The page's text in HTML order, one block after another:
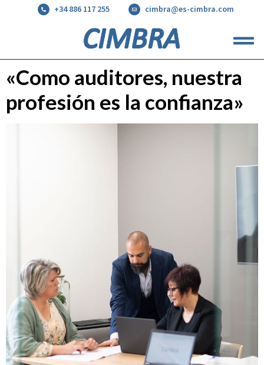
+34 886 117 255 cimbra@es-cimbra.com
«Como auditores, nuestra
profesión es la confianza»